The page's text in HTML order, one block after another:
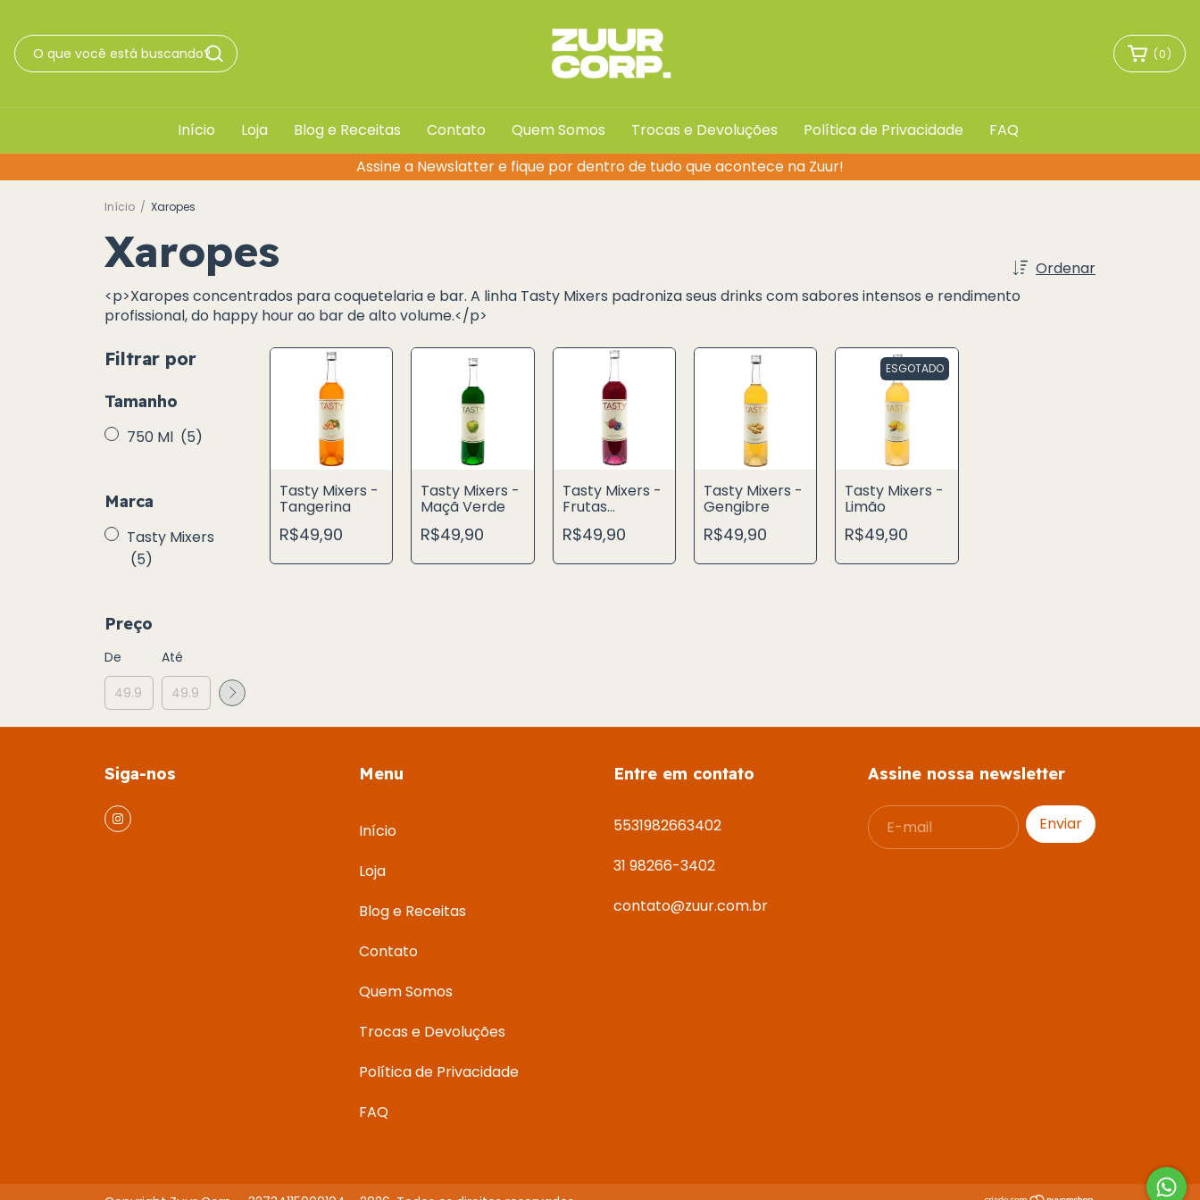
Assine a Newslatter e fique por dentro de tudo que acontece na Zuur!
(0)
Início Loja Blog e Receitas Contato Quem Somos Trocas e Devoluções Política de Privacidade FAQ
Início / Xaropes
Xaropes
Ordenar
<p>Xaropes concentrados para coquetelaria e bar. A linha Tasty Mixers padroniza seus drinks com sabores intensos e rendimento
profissional, do happy hour ao bar de alto volume.</p>
Filtrar por
Tamanho
750 Ml (5)
Marca
Tasty Mixers
(5)
Preço
De Até
Tasty Mixers -
Tangerina
R$49,90
Tasty Mixers -
Maçã Verde
R$49,90
Tasty Mixers -
Frutas
Vermelhas
R$49,90
Tasty Mixers -
Gengibre
R$49,90
ESGOTADO
Tasty Mixers -
Limão
R$49,90
Siga-nos Menu
Início
Loja
Blog e Receitas
Contato
Quem Somos
Trocas e Devoluções
Política de Privacidade
FAQ
Entre em contato
5531982663402
31 98266-3402
contato@zuur.com.br
Assine nossa newsletter